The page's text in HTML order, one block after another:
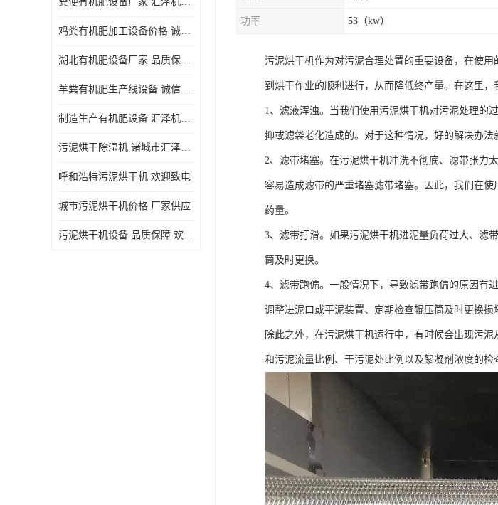
鸡粪有机肥加工设备价格 诚信卖家 致电了解
湖北有机肥设备厂家 品质保障 欢迎咨询
羊粪有机肥生产线设备 诚信卖家 致电了解
制造生产有机肥设备 汇泽机械 免费报价
污泥烘干除湿机 诸城市汇泽机械有限公司
呼和浩特污泥烘干机 欢迎致电
城市污泥烘干机价格 厂家供应
污泥烘干机设备 品质保障 欢迎咨询
功率 53（kw）
污泥烘干机作为对污泥合理处置的重要设备，在使
到烘干作业的顺利进行，从而降低终产量。在这里
1、滤液浑浊。当我们使用污泥烘干机对污泥处理的
抑或滤袋老化造成的。对于这种情况，好的解决办法
2、滤带堵塞。在污泥烘干机冲洗不彻底、滤带张力
容易造成滤带的严重堵塞滤带堵塞。因此，我们在
药量。
3、滤带打滑。如果污泥烘干机进泥量负荷过大、滤
筒及时更换。
4、滤带跑偏。一般情况下，导致滤带跑偏的原因有
调整进泥口或平泥装置、定期检查辊压筒及时更换损
除此之外，在污泥烘干机运行中，有时候会出现污
和污泥流量比例、干污泥处比例以及絮凝剂浓度的检